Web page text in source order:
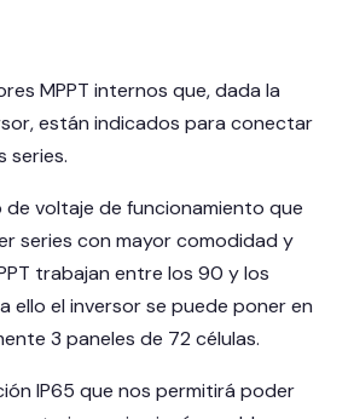
MPPT internos que, dada la
están indicados para conectar
series.
de voltaje de funcionamiento que
series con mayor comodidad y
trabajan entre los 90 y los
ello el inversor se puede poner en
3 paneles de 72 células.
IP65 que nos permitirá poder